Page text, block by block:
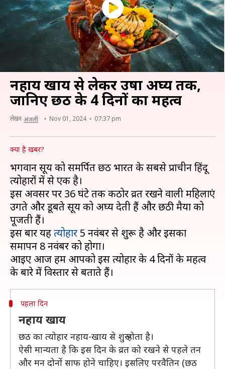
नहाय खाय से लेकर उषा अर्घ्य तक,
जानिए छठ के 4 दिनों का महत्व
लेखन अंजली Nov 01, 2024 07:37 pm
क्या है खबर?
भगवान सूर्य को समर्पित छठ भारत के सबसे प्राचीन हिंदू
त्योहारों में से एक है।
इस अवसर पर 36 घंटे तक कठोर व्रत रखने वाली महिलाएं
उगते और डूबते सूर्य को अर्घ्य देती हैं और छठी मैया को
पूजती हैं।
इस बार यहत्योहार 5 नवंबर से शुरू है और इसका
समापन 8 नवंबर को होगा।
आइए आज हम आपको इस त्योहार के 4 दिनों के महत्व
पहला दिन
नहाय खाय
छठ का त्योहार नहाय-खाय से शुरू होता है।
ऐसी मान्यता है कि इस दिन के व्रत को रखने से पहले तन
और मन दोनों साफ होने चाहिए। इसलिए परवैतिन (छठ